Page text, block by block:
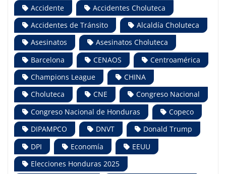
Accidente
Accidentes Choluteca
Accidentes de Tránsito
Alcaldía Choluteca
Asesinatos
Asesinatos Choluteca
Barcelona
CENAOS
Centroamérica
Champions League
CHINA
Choluteca
CNE
Congreso Nacional
Congreso Nacional de Honduras
Copeco
DIPAMPCO
DNVT
Donald Trump
DPI
Economía
EEUU
Elecciones Honduras 2025